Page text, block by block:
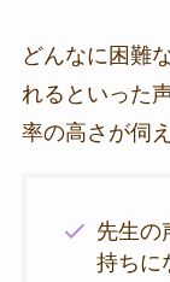
どんなに困難
れるといった
率の高さが伺
先生の
持ちに